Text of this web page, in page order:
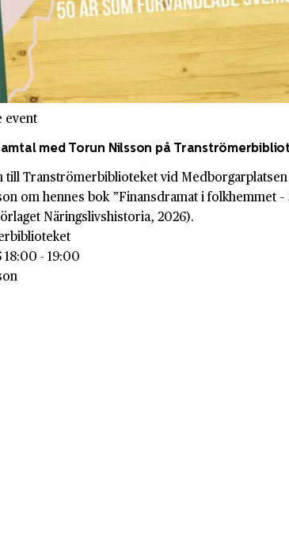
event
med Torun Nilsson på
till Tranströmerbiblioteket vid
om hennes bok ”Finansdramat i folkhemmet
Näringslivshistoria, 2026).
18:00 - 19:00